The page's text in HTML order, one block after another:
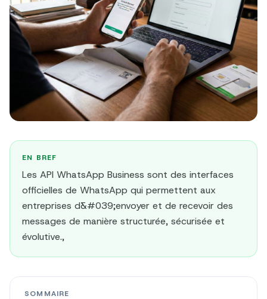
EN BREF
Les API WhatsApp Business sont des interfaces
officielles de WhatsApp qui permettent aux
entreprises d&#039;envoyer et de recevoir des
messages de manière structurée, sécurisée et
évolutive.,
SOMMAIRE